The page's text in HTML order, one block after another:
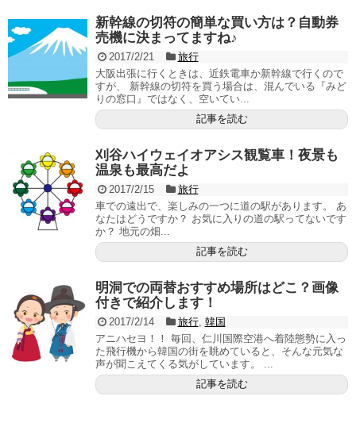
新幹線の切符の簡単な買い方は？自動券
売機に決まってますね♪
2017/2/21
旅行
大阪出張に行くときは、近鉄電車か新幹線で行くので
すが、 新幹線の切符を買う場合は、混んでいる『みど
りの窓口』ではなく、空いてい...
記事を読む
刈谷ハイウェイオアシス観覧車！夜景も
温泉も最高だよ
2017/2/15
旅行
車での遠出で、楽しみの一つに道の駅があります。 あ
なたはどうですか？ お気に入りの道の駅ってないです
か？ 地元の畑...
記事を読む
明洞での両替おすすめ場所はどこ？画像
付きで紹介します！
2017/2/14 旅行, 韓国
アニハセヨ！！ 毎回、仁川国際空港へ着陸態勢に入っ
た飛行機から韓国の街を眺めていると、そんな元気な
声が聞こえてくる気がしています。 ...
記事を読む